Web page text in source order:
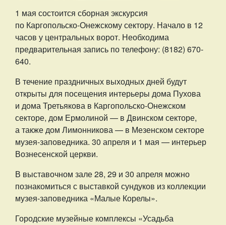
1 мая состоится сборная экскурсия
по Каргопольско-Онежскому сектору. Начало в 12
часов у центральных ворот. Необходима
предварительная запись по телефону: (8182) 670-
640.
В течение праздничных выходных дней будут
открыты для посещения интерьеры дома Пухова
и дома Третьякова в Каргопольско-Онежском
секторе, дом Ермолиной — в Двинском секторе,
а также дом Лимонникова — в Мезенском секторе
музея-заповедника. 30 апреля и 1 мая — интерьер
Вознесенской церкви.
В выставочном зале 28, 29 и 30 апреля можно
познакомиться с выставкой сундуков из коллекции
музея-заповедника «Малые Корелы».
Городские музейные комплексы «Усадьба